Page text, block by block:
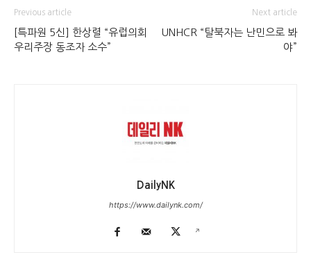
Previous article
[특파원 5신] 한상렬 “유럽의회
우리주장 동조자 소수”
Next article
UNHCR “탈북자는 난민으로 봐
야”
DailyNK
https://www.dailynk.com/